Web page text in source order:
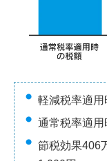
軽減税率適用
通常税率適用
節税効果406